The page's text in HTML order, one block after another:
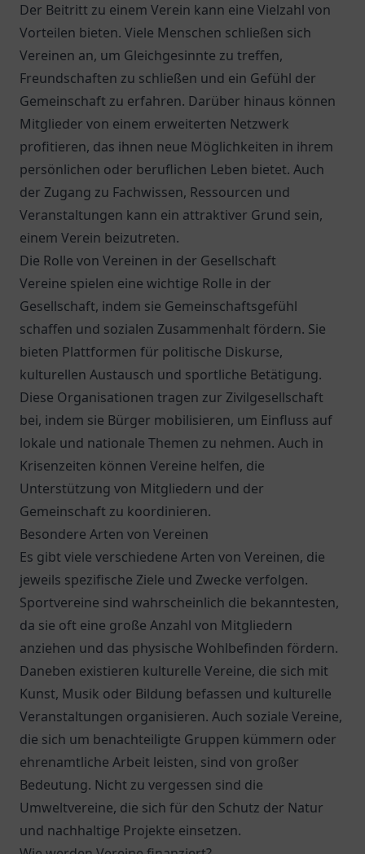
Der Beitritt zu einem Verein kann eine Vielzahl von
Vorteilen bieten. Viele Menschen schließen sich
Vereinen an, um Gleichgesinnte zu treffen,
Freundschaften zu schließen und ein Gefühl der
Gemeinschaft zu erfahren. Darüber hinaus können
Mitglieder von einem erweiterten Netzwerk
profitieren, das ihnen neue Möglichkeiten in ihrem
persönlichen oder beruflichen Leben bietet. Auch
der Zugang zu Fachwissen, Ressourcen und
Veranstaltungen kann ein attraktiver Grund sein,
einem Verein beizutreten.
Die Rolle von Vereinen in der Gesellschaft
Vereine spielen eine wichtige Rolle in der
Gesellschaft, indem sie Gemeinschaftsgefühl
schaffen und sozialen Zusammenhalt fördern. Sie
bieten Plattformen für politische Diskurse,
kulturellen Austausch und sportliche Betätigung.
Diese Organisationen tragen zur Zivilgesellschaft
bei, indem sie Bürger mobilisieren, um Einfluss auf
lokale und nationale Themen zu nehmen. Auch in
Krisenzeiten können Vereine helfen, die
Unterstützung von Mitgliedern und der
Gemeinschaft zu koordinieren.
Besondere Arten von Vereinen
Es gibt viele verschiedene Arten von Vereinen, die
jeweils spezifische Ziele und Zwecke verfolgen.
Sportvereine sind wahrscheinlich die bekanntesten,
da sie oft eine große Anzahl von Mitgliedern
anziehen und das physische Wohlbefinden fördern.
Daneben existieren kulturelle Vereine, die sich mit
Kunst, Musik oder Bildung befassen und kulturelle
Veranstaltungen organisieren. Auch soziale Vereine,
die sich um benachteiligte Gruppen kümmern oder
ehrenamtliche Arbeit leisten, sind von großer
Bedeutung. Nicht zu vergessen sind die
Umweltvereine, die sich für den Schutz der Natur
und nachhaltige Projekte einsetzen.